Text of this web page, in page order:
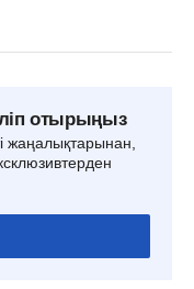
отырыңыз
жаңалықтарынан,